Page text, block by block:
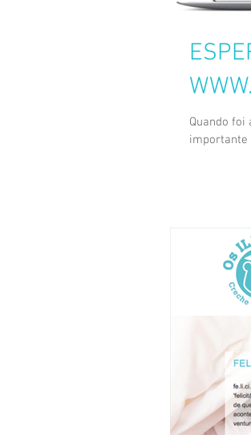
Quando foi a
importante